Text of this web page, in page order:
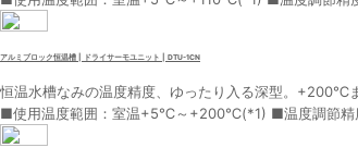
アルミブロック恒温槽 | ドライサーモユニット | DTU-1CN
恒温水槽なみの温度精度、ゆったり入る深型。+200℃
■使用温度範囲：室温+5℃～+200℃(*1) ■温度調節